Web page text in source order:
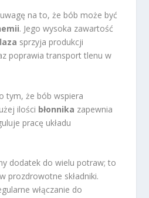
na to, że bób może być
. Jego wysoka zawartość
sprzyja produkcji
poprawia transport tlenu w
tym, że bób wspiera
ilości błonnika zapewnia
pracę układu
dodatek do wielu potraw; to
prozdrowotne składniki.
włączanie do